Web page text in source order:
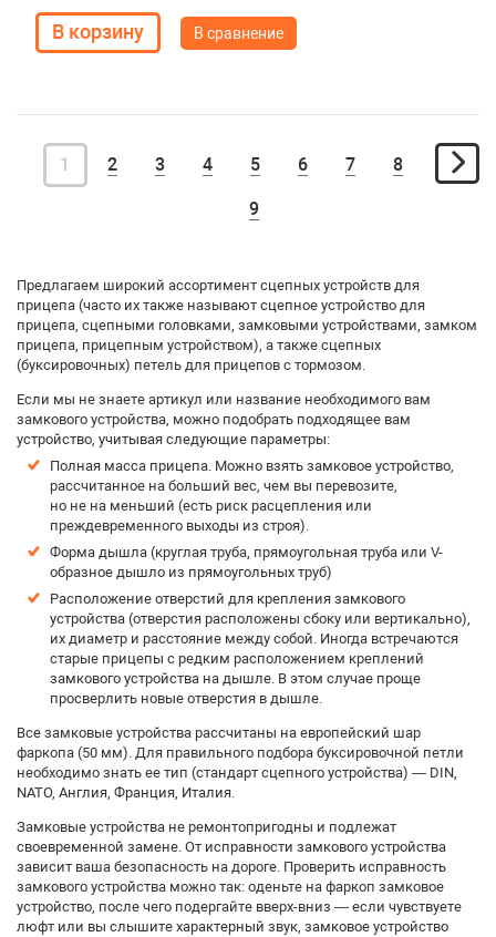
В сравнение
1 2 3 4 5 6 7 8
9
Предлагаем широкий ассортимент сцепных устройств для
прицепа (часто их также называют сцепное устройство для
прицепа, сцепными головками, замковыми устройствами, замком
прицепа, прицепным устройством), а также сцепных
(буксировочных) петель для прицепов с тормозом.
Если мы не знаете артикул или название необходимого вам
замкового устройства, можно подобрать подходящее вам
устройство, учитывая следующие параметры:
Полная масса прицепа. Можно взять замковое устройство,
рассчитанное на больший вес, чем вы перевозите,
но не на меньший (есть риск расцепления или
преждевременного выходы из строя).
Форма дышла (круглая труба, прямоугольная труба или V-
образное дышло из прямоугольных труб)
Расположение отверстий для крепления замкового
устройства (отверстия расположены сбоку или вертикально),
их диаметр и расстояние между собой. Иногда встречаются
старые прицепы с редким расположением креплений
замкового устройства на дышле. В этом случае проще
просверлить новые отверстия в дышле.
Все замковые устройства рассчитаны на европейский шар
фаркопа (50 мм). Для правильного подбора буксировочной петли
необходимо знать ее тип (стандарт сцепного устройства) — DIN,
NATO, Англия, Франция, Италия.
Замковые устройства не ремонтопригодны и подлежат
своевременной замене. От исправности замкового устройства
зависит ваша безопасность на дороге. Проверить исправность
замкового устройства можно так: оденьте на фаркоп замковое
устройство, после чего подергайте вверх-вниз — если чувствуете
люфт или вы слышите характерный звук, замковое устройство